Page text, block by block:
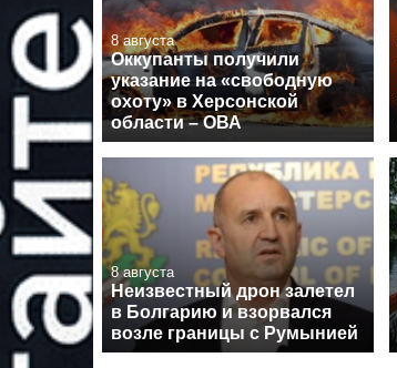
8 августа
Оккупанты получили
указание на «свободную
охоту» в Херсонской
области – ОВА
8 августа
Неизвестный дрон залетел
в Болгарию и взорвался
возле границы с Румынией